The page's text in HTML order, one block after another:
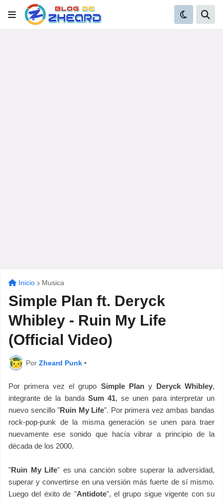
Inicio Musica
Simple Plan ft. Deryck
Whibley - Ruin My Life
(Official Video)
Por Zheard Punk •
Por primera vez el grupo Simple Plany Deryck Whibley,
integrante de la banda Sum 41, se unen para interpretar un
nuevo sencillo "Ruin My Life". Por primera vez ambas bandas
rock-pop-punk de la misma generación se unen para traer
nuevamente ese sonido que hacía vibrar a principio de la
década de los 2000.
"Ruin My Life" es una canción sobre superar la adversidad,
superar y convertirse en una versión más fuerte de sí mismo.
Luego del éxito de "Antidote", el grupo sigue vigente con su